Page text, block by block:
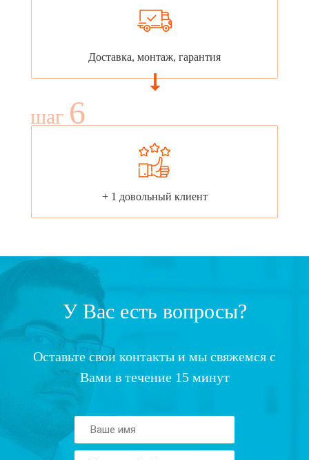
Доставка, монтаж, гарантия
шаг 6
+ 1 довольный клиент
У Вас есть вопросы?
Оставьте свои контакты и мы свяжемся с
Вами в течение 15 минут